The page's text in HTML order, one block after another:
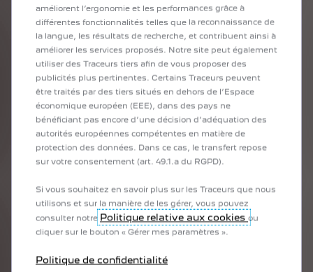
améliorent l’ergonomie et les performances grâce à
différentes fonctionnalités telles que la reconnaissance de
la langue, les résultats de recherche, et contribuent ainsi à
améliorer les services proposés. Notre site peut également
utiliser des Traceurs tiers afin de vous proposer des
publicités plus pertinentes. Certains Traceurs peuvent
être traités par des tiers situés en dehors de l’Espace
économique européen (EEE), dans des pays ne
bénéficiant pas encore d’une décision d’adéquation des
autorités européennes compétentes en matière de
protection des données. Dans ce cas, le transfert repose
sur votre consentement (art. 49.1.a du RGPD).
Si vous souhaitez en savoir plus sur les Traceurs que nous
utilisons et sur la manière de les gérer, vous pouvez
consulter notre Politique relative aux cookies ou
cliquer sur le bouton « Gérer mes paramètres ».
Politique de confidentialité